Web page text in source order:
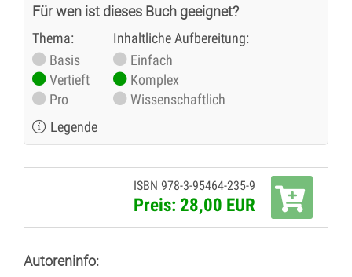
Für wen ist dieses Buch geeignet?
Thema:
Basis
Vertieft
Pro
Inhaltliche Aufbereitung:
Einfach
Komplex
Wissenschaftlich
Legende
ISBN 978-3-95464-235-9
Preis: 28,00 EUR
Autoreninfo: